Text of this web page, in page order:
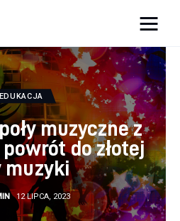
EDUKACJA
muzyczne z
do złotej
muzyki
12 LIPCA, 2023